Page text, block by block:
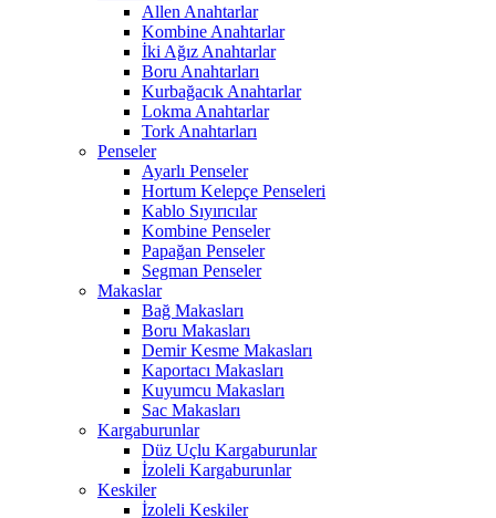
Allen Anahtarlar
Kombine Anahtarlar
İki Ağız Anahtarlar
Boru Anahtarları
Kurbağacık Anahtarlar
Lokma Anahtarlar
Tork Anahtarları
Penseler
Ayarlı Penseler
Hortum Kelepçe Penseleri
Kablo Sıyırıcılar
Kombine Penseler
Papağan Penseler
Segman Penseler
Makaslar
Bağ Makasları
Boru Makasları
Demir Kesme Makasları
Kaportacı Makasları
Kuyumcu Makasları
Sac Makasları
Kargaburunlar
Düz Uçlu Kargaburunlar
İzoleli Kargaburunlar
Keskiler
İzoleli Keskiler